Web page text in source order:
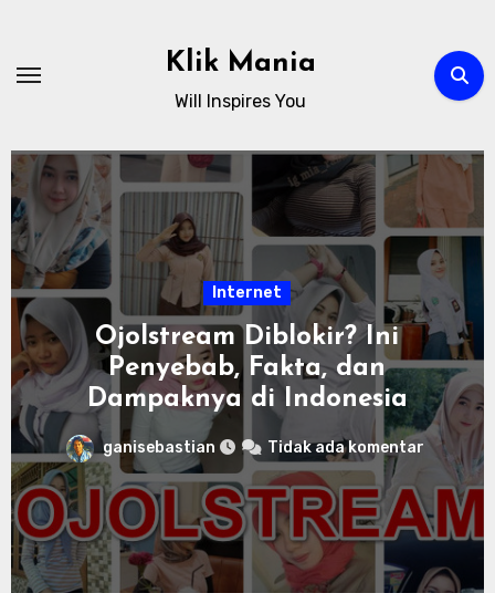
content
Klik Mania
Will Inspires You
Internet
Ojolstream Diblokir? Ini
Penyebab, Fakta, dan
Dampaknya di Indonesia
ganisebastian Tidak ada komentar